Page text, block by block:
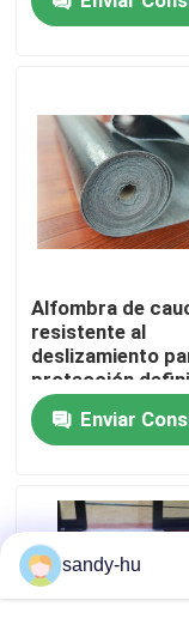
Productos
Recorrido por la
Control de
Contacta con
Noticias
protector del
comodidad del
Alfombra de
resistente al
deslizamiento
protección
de la entrada
Enviar
sandy-hu